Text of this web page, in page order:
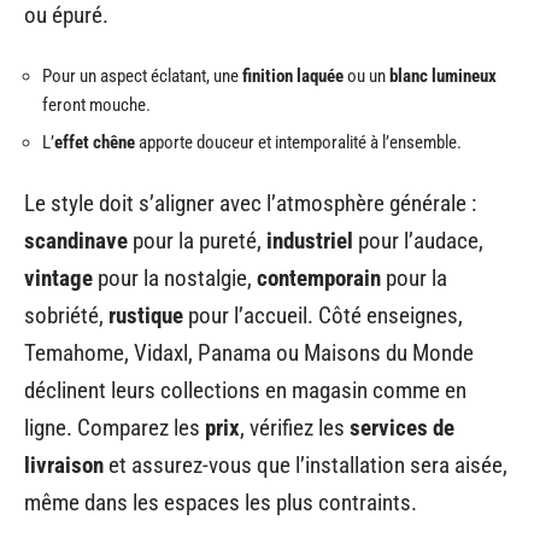
ou épuré.
Pour un aspect éclatant, unefinition laquéeou un blanc lumineux
feront mouche.
L’effet chêneapporte douceur et intemporalité à l’ensemble.
Le style doit s’aligner avec l’atmosphère générale :
scandinave pour la pureté, industriel pour l’audace,
vintage pour la nostalgie, contemporain pour la
sobriété, rustique pour l’accueil. Côté enseignes,
Temahome, Vidaxl, Panama ou Maisons du Monde
déclinent leurs collections en magasin comme en
ligne. Comparez les prix, vérifiez les services de
livraison et assurez-vous que l’installation sera aisée,
même dans les espaces les plus contraints.